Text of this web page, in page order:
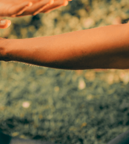
La atención inmejorable y el surtido de
terapias y actividades es muy amplio. La
reflexo con Sara, espectacular…Volveré
seguro a probar más.
Ivette Campos Gomar